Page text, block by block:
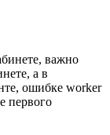
важно
а в
ошибке worker
первого